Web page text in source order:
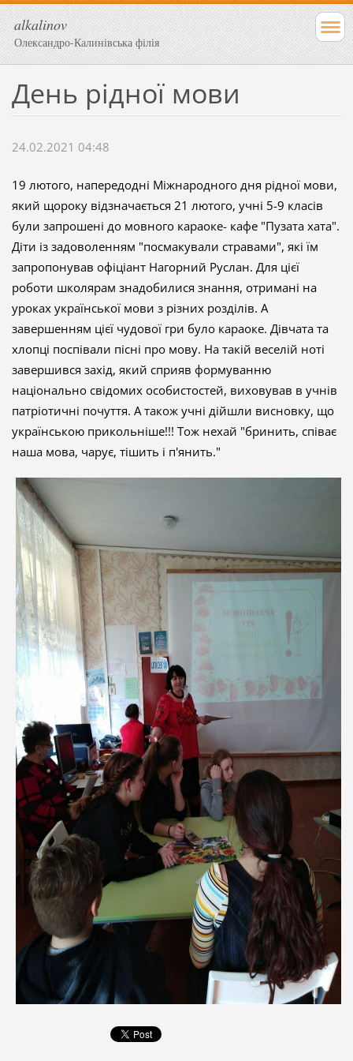
alkalinov
Олександро-Калинівська філія
День рідної мови
24.02.2021 04:48
19 лютого, напередодні Міжнародного дня рідної мови,
який щороку відзначається 21 лютого, учні 5-9 класів
були запрошені до мовного караоке- кафе "Пузата хата".
Діти із задоволенням "посмакували стравами", які їм
запропонував офіціант Нагорний Руслан. Для цієї
роботи школярам знадобилися знання, отримані на
уроках української мови з різних розділів. А
завершенням цієї чудової гри було караоке. Дівчата та
хлопці поспівали пісні про мову. На такій веселій ноті
завершився захід, який сприяв формуванню
національно свідомих особистостей, виховував в учнів
патріотичні почуття. А також учні дійшли висновку, що
українською прикольніше!!! Тож нехай "бринить, співає
наша мова, чарує, тішить і п'янить."